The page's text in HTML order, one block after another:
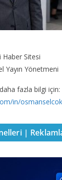
Sitesi
Yayın Yönetmeni
fazla bilgi için:
in/
|